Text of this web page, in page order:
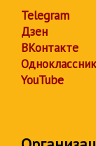
Telegram
Дзен
ВКонтакте
YouTube